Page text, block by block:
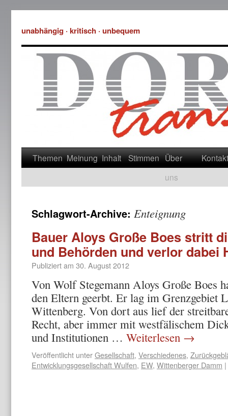
unabhängig · kritisch · unbequem
Themen Meinung Inhalt Stimmen Über
uns
Kontakt
Schlagwort-Archive: Enteignung
Bauer Aloys Große Boes stritt
und Behörden und verlor dabei
Publiziert am 30. August 2012
Von Wolf Stegemann Aloys Große Boes
den Eltern geerbt. Er lag im Grenzgebiet
Wittenberg. Von dort aus lief der
Recht, aber immer mit westfälischem
und Institutionen … Weiterlesen →
Veröffentlicht unterGesellschaft, Verschiedenes,
Entwicklungsgesellschaft Wulfen, EW, Wittenberger Damm |